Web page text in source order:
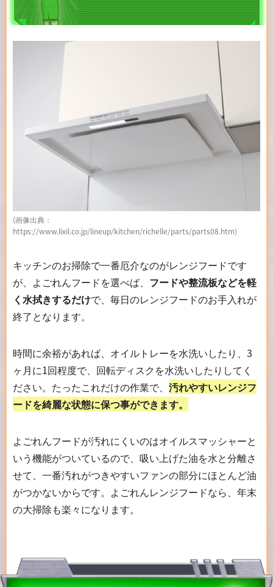
(画像出典：
https://www.lixil.co.jp/lineup/kitchen/richelle/parts/parts08.htm)
キッチンのお掃除で一番厄介なのがレンジフードです
が、よごれんフードを選べば、 フードや整流板などを軽
く水拭きするだけで、毎日のレンジフードのお手入れが
終了となります。
時間に余裕があれば、オイルトレーを水洗いしたり、3
ヶ月に1回程度で、回転ディスクを水洗いしたりしてく
ださい。たったこれだけの作業で、 汚れやすいレンジフ
ードを綺麗な状態に保つ事ができます。
よごれんフードが汚れにくいのはオイルスマッシャーと
いう機能がついているので、吸い上げた油を水と分離さ
せて、一番汚れがつきやすいファンの部分にほとんど油
がつかないからです。よごれんレンジフードなら、年末
の大掃除も楽々になります。